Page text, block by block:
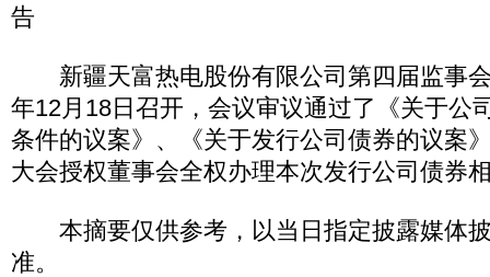
告
新疆天富热电股份有限公司第四届监事
年12月18日召开，会议审议通过了《关于公
条件的议案》、《关于发行公司债券的议案
大会授权董事会全权办理本次发行公司债券
本摘要仅供参考，以当日指定披露媒体
准。